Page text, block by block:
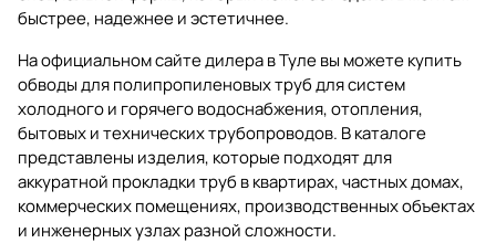
быстрее, надежнее и эстетичнее.
На официальном сайте дилера в Туле вы можете купить
обводы для полипропиленовых труб для систем
холодного и горячего водоснабжения, отопления,
бытовых и технических трубопроводов. В каталоге
представлены изделия, которые подходят для
аккуратной прокладки труб в квартирах, частных домах,
коммерческих помещениях, производственных объектах
и инженерных узлах разной сложности.